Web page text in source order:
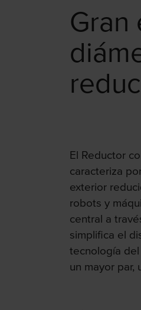
Gran
El Reductor
caracteriza
exterior
robots y
central a
simplifica el
tecnología
un mayor